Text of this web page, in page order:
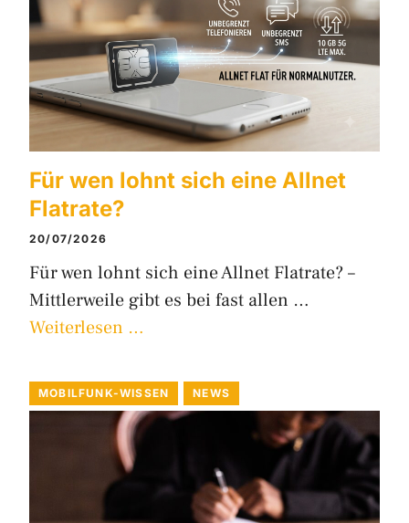
Für wen lohnt sich eine Allnet
Flatrate?
20/07/2026
Für wen lohnt sich eine Allnet Flatrate? –
Mittlerweile gibt es bei fast allen …
Weiterlesen …
MOBILFUNK-WISSEN NEWS